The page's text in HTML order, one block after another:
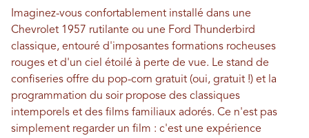
Imaginez-vous confortablement installé dans une
Chevrolet 1957 rutilante ou une Ford Thunderbird
classique, entouré d'imposantes formations rocheuses
rouges et d'un ciel étoilé à perte de vue. Le stand de
confiseries offre du pop-corn gratuit (oui, gratuit !) et la
programmation du soir propose des classiques
intemporels et des films familiaux adorés. Ce n'est pas
simplement regarder un film : c'est une expérience